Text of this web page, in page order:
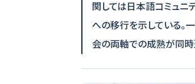
関しては日本語コミュニ
への移行を示している。
会の両軸での成熟が同時